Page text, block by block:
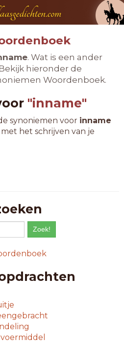
. Wat is een ander
hieronder de
Woordenboek.
"inname"
synoniemen voor inname
het schrijven van je